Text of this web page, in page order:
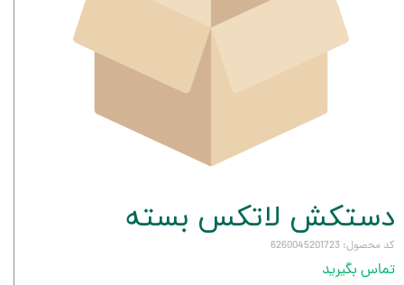
دستکش لاتکس بسته
کد محصول: 6260045201723
تماس بگیرید